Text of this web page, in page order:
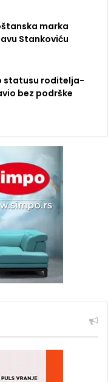
marka
Stankoviću
statusu roditelja-
bez podrške